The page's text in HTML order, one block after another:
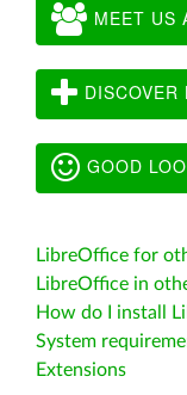
MEET US
GOOD
LibreOffice for
LibreOffice in
How do I install
System
Extensions